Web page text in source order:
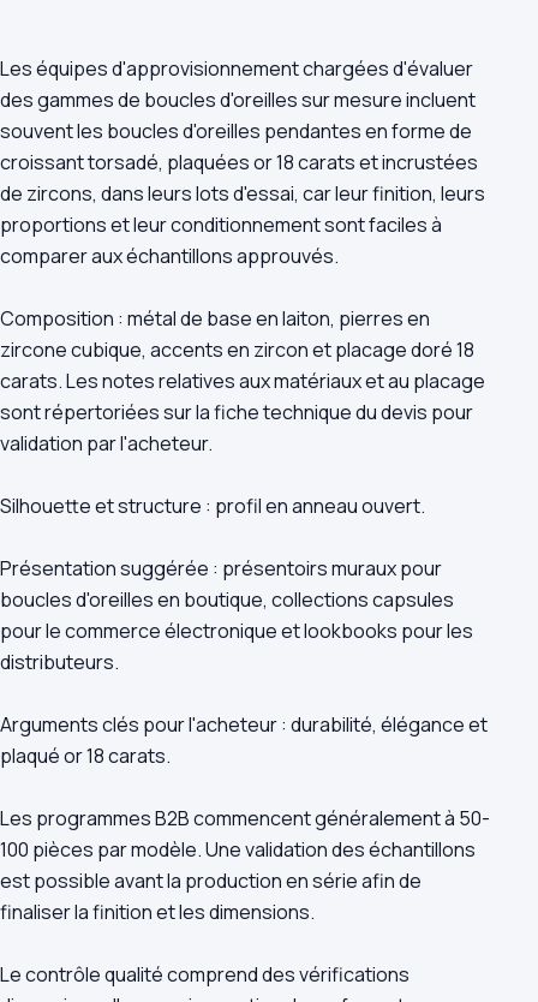
Les équipes d'approvisionnement chargées d'évaluer
des gammes de boucles d'oreilles sur mesure incluent
souvent les boucles d'oreilles pendantes en forme de
croissant torsadé, plaquées or 18 carats et incrustées
de zircons, dans leurs lots d'essai, car leur finition, leurs
proportions et leur conditionnement sont faciles à
comparer aux échantillons approuvés.
Composition : métal de base en laiton, pierres en
zircone cubique, accents en zircon et placage doré 18
carats. Les notes relatives aux matériaux et au placage
sont répertoriées sur la fiche technique du devis pour
validation par l'acheteur.
Silhouette et structure : profil en anneau ouvert.
Présentation suggérée : présentoirs muraux pour
boucles d'oreilles en boutique, collections capsules
pour le commerce électronique et lookbooks pour les
distributeurs.
Arguments clés pour l'acheteur : durabilité, élégance et
plaqué or 18 carats.
Les programmes B2B commencent généralement à 50-
100 pièces par modèle. Une validation des échantillons
est possible avant la production en série afin de
finaliser la finition et les dimensions.
Le contrôle qualité comprend des vérifications